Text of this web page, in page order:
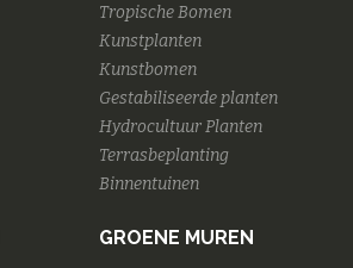
Tropische Bomen
Kunstplanten
Kunstbomen
Gestabiliseerde planten
Hydrocultuur Planten
Terrasbeplanting
Binnentuinen
GROENE MUREN